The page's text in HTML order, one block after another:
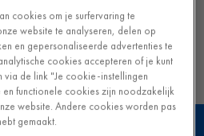
in je eigen interieur
cookies om je surfervaring te
website te analyseren, delen op
en gepersonaliseerde advertenties te
cookies accepteren of je kunt
de link "Je cookie-instellingen
en functionele cookies zijn noodzakelijk
website. Andere cookies worden pas
gemaakt.